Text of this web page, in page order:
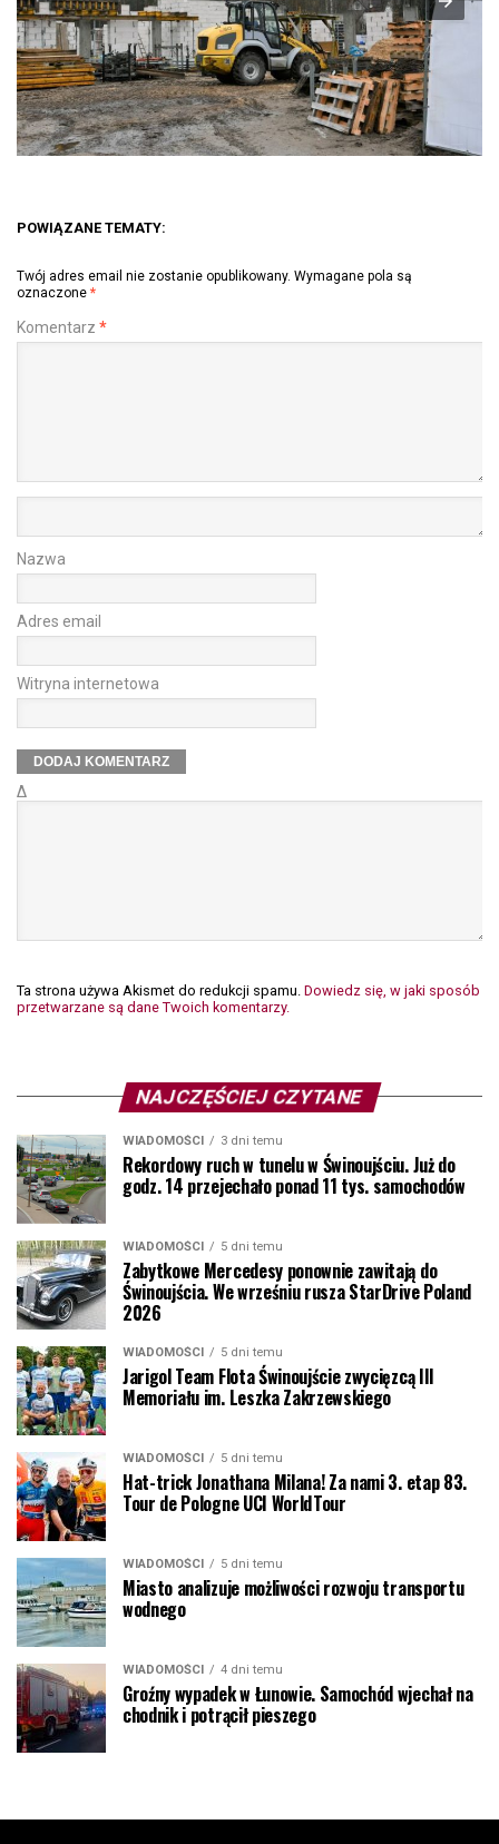
POWIĄZANE TEMATY:
Twój adres email nie zostanie opublikowany. Wymagane pola są
oznaczone *
Komentarz *
Nazwa
Adres email
Witryna internetowa
Δ
Ta strona używa Akismet do redukcji spamu. Dowiedz się, w jaki sposób
przetwarzane są dane Twoich komentarzy.
NAJCZĘŚCIEJ CZYTANE
WIADOMOŚCI 3 dni temu
Rekordowy ruch w tunelu w Świnoujściu. Już do
godz. 14 przejechało ponad 11 tys. samochodów
WIADOMOŚCI 5 dni temu
Zabytkowe Mercedesy ponownie zawitają do
Świnoujścia. We wrześniu rusza StarDrive Poland
2026
WIADOMOŚCI 5 dni temu
Jarigol Team Flota Świnoujście zwycięzcą III
Memoriału im. Leszka Zakrzewskiego
WIADOMOŚCI 5 dni temu
Hat-trick Jonathana Milana! Za nami 3. etap 83.
Tour de Pologne UCI WorldTour
WIADOMOŚCI 5 dni temu
Miasto analizuje możliwości rozwoju transportu
wodnego
WIADOMOŚCI 4 dni temu
Groźny wypadek w Łunowie. Samochód wjechał na
chodnik i potrącił pieszego